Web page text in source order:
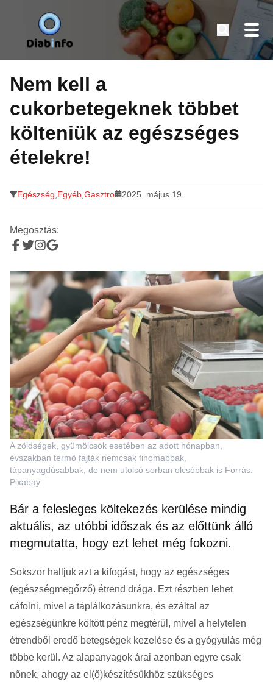
Tovább
tartalomra
Diabinfo.hu – Információk cukorbetegeknek
Nem kell a
cukorbetegeknek többet
költeniük az egészséges
ételekre!
Egészség Egyéb Gasztro 2025. május 19.
Megosztás:
A zöldségek, gyümölcsök esetében az adott hónapban,
évszakban termő fajták nemcsak finomabbak,
tápanyagdúsabbak, de nem utolsó sorban olcsóbbak is Forrás:
Pixabay
Bár a felesleges költekezés kerülése mindig
aktuális, az utóbbi időszak és az előttünk álló
megmutatta, hogy ezt lehet még fokozni.
Sokszor halljuk azt a kifogást, hogy az egészséges
(egészségmegőrző) étrend drága. Ezt részben lehet
cáfolni, mivel a táplálkozásunkra, és ezáltal az
egészségünkre költött pénz megtérül, mivel a helytelen
étrendből eredő betegségek kezelése és a gyógyulás még
többe kerül. Az alapanyagok árai azonban egyre csak
nőnek, ahogy az el(ő)készítésükhöz szükséges